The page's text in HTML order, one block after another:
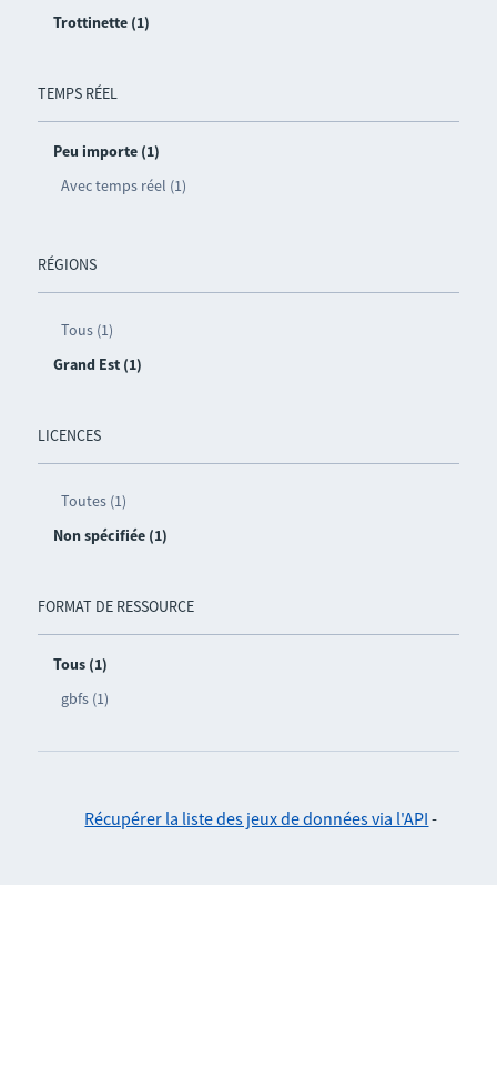
Trottinette (1)
TEMPS RÉEL
Peu importe (1)
Avec temps réel (1)
RÉGIONS
Tous (1)
Grand Est (1)
LICENCES
Toutes (1)
Non spécifiée (1)
FORMAT DE RESSOURCE
Tous (1)
gbfs (1)
Récupérer la liste des jeux de données via l'API -